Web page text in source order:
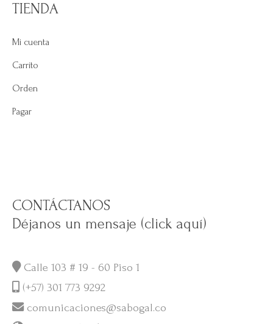
TIENDA
Mi cuenta
Carrito
Orden
Pagar
CONTÁCTANOS
Déjanos un mensaje (click aquí)
Calle 103 # 19 - 60 Piso 1
(+57) 301 773 9292
comunicaciones@sabogal.co